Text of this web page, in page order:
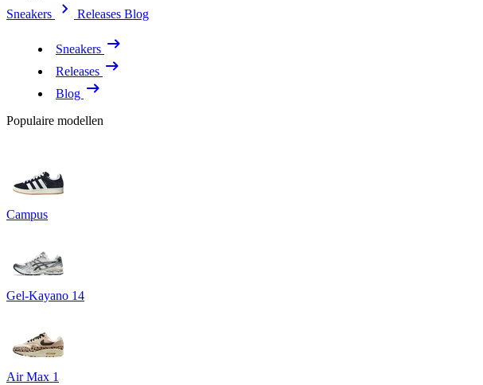
Sneakers
Releases Blog
Sneakers
Releases
Blog
Populaire modellen
Campus
Gel-Kayano 14
Air Max 1